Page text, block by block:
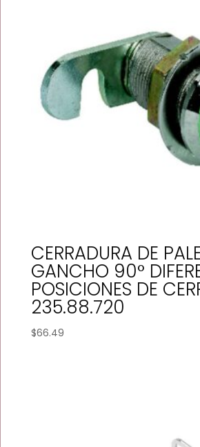
CERRADURA DE
GANCHO 90°
POSICIONES DE
235.88.720
$66.49